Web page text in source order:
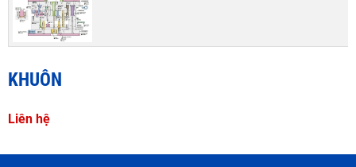
KHUÔN
Liên hệ